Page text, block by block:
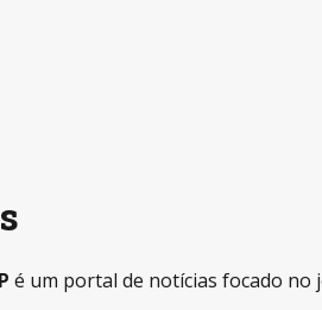
é um portal de notícias focado no